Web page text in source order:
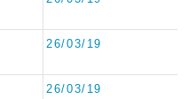
26/03/19
26/03/19